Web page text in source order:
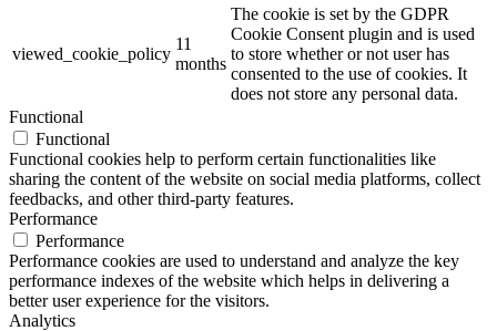
viewed_cookie_policy
11
months
The cookie is set by the GDPR
Cookie Consent plugin and is used
to store whether or not user has
consented to the use of cookies. It
does not store any personal data.
Functional
Functional
Functional cookies help to perform certain functionalities like
sharing the content of the website on social media platforms, collect
feedbacks, and other third-party features.
Performance
Performance
Performance cookies are used to understand and analyze the key
performance indexes of the website which helps in delivering a
better user experience for the visitors.
Analytics